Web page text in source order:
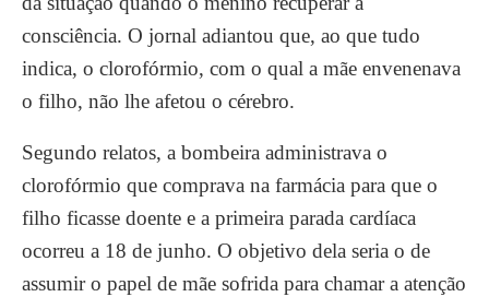
consciência. O jornal adiantou que, ao que tudo
indica, o clorofórmio, com o qual a mãe envenenava
o filho, não lhe afetou o cérebro.
Segundo relatos, a bombeira administrava o
clorofórmio que comprava na farmácia para que o
filho ficasse doente e a primeira parada cardíaca
ocorreu a 18 de junho. O objetivo dela seria o de
assumir o papel de mãe sofrida para chamar a atenção